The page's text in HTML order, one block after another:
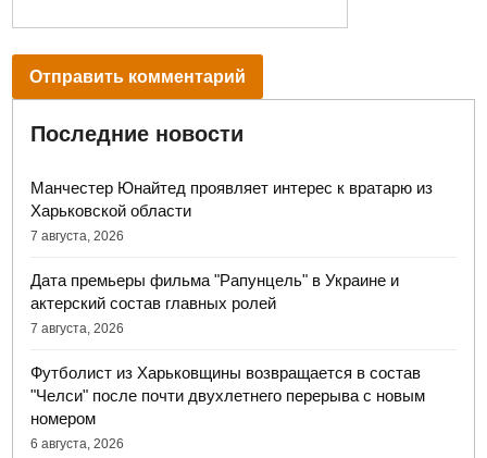
Последние новости
Манчестер Юнайтед проявляет интерес к вратарю из
Харьковской области
7 августа, 2026
Дата премьеры фильма "Рапунцель" в Украине и
актерский состав главных ролей
7 августа, 2026
Футболист из Харьковщины возвращается в состав
"Челси" после почти двухлетнего перерыва с новым
номером
6 августа, 2026